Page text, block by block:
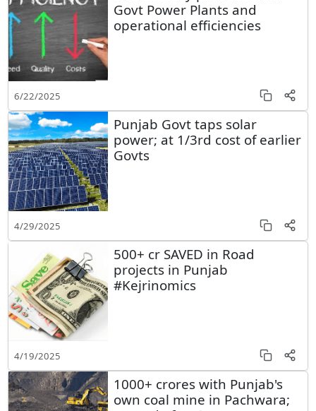
Govt Power Plants and
operational efficiencies
6/22/2025
Punjab Govt taps solar
power; at 1/3rd cost of earlier
Govts
4/29/2025
500+ cr SAVED in Road
projects in Punjab
#Kejrinomics
4/19/2025
1000+ crores with Punjab's
own coal mine in Pachwara;